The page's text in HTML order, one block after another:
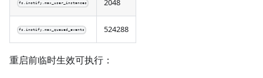
fs.inotify.max_user_instances 2048
fs.inotify.max_queued_events 524288
重启前临时生效可执行：